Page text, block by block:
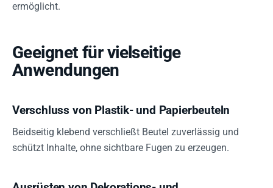
ermöglicht.
Geeignet für vielseitige
Anwendungen
Verschluss von Plastik- und Papierbeuteln
Beidseitig klebend verschließt Beutel zuverlässig und
schützt Inhalte, ohne sichtbare Fugen zu erzeugen.